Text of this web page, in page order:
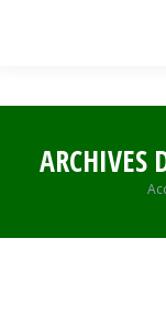
ARCHIVES